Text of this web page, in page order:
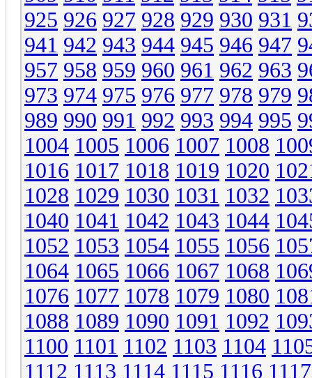
925 926 927 928 929 930 931
941 942 943 944 945 946 947
957 958 959 960 961 962 963
973 974 975 976 977 978 979
989 990 991 992 993 994 995
1004 1005 1006 1007 1008
1016 1017 1018 1019 1020
1028 1029 1030 1031 1032
1040 1041 1042 1043 1044
1052 1053 1054 1055 1056
1064 1065 1066 1067 1068
1076 1077 1078 1079 1080
1088 1089 1090 1091 1092
1100 1101 1102 1103 1104
1112 1113 1114 1115 1116 1117